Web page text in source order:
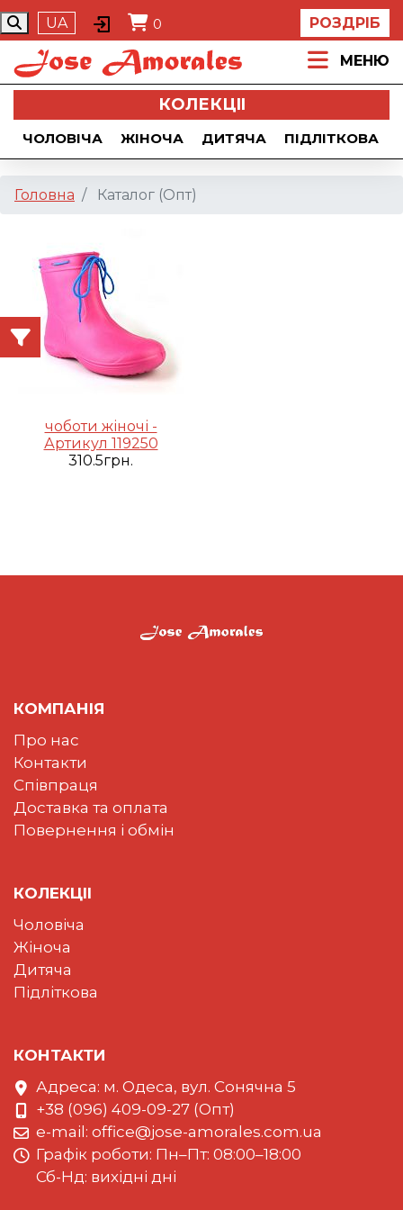
UA 0 РОЗДРІБ
МЕНЮ
КОЛЕКЦII
ЧОЛОВІЧА ЖІНОЧА ДИТЯЧА ПІДЛІТКОВА
Головна Каталог (Опт)
чоботи жіночі -
Артикул 119250
310.5грн.
КОМПАНІЯ
Про нас
Контакти
Співпраця
Доставка та оплата
Повернення і обмін
КОЛЕКЦII
Чоловіча
Жіноча
Дитяча
Підліткова
КОНТАКТИ
Адреса: м. Одеса, вул. Сонячна 5
+38 (096) 409-09-27 (Опт)
e-mail: office@jose-amorales.com.ua
Графiк роботи: Пн–Пт: 08:00–18:00
Сб-Нд: вихідні дні